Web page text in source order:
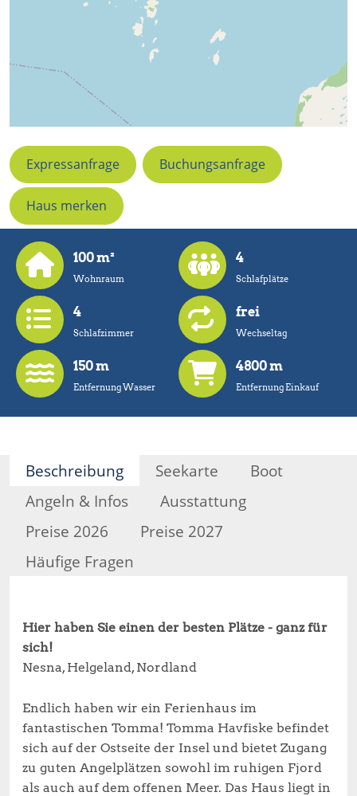
Expressanfrage Buchungsanfrage
Haus merken
100 m²
Wohnraum
4
Schlafplätze
4
Schlafzimmer
frei
Wechseltag
150 m
Entfernung Wasser
4800 m
Entfernung Einkauf
Beschreibung Seekarte
Boot
Angeln & Infos
Ausstattung
Preise 2026
Preise 2027
Häufige Fragen
Hier haben Sie einen der besten Plätze - ganz für
sich!
Nesna, Helgeland, Nordland
Endlich haben wir ein Ferienhaus im
fantastischen Tomma! Tomma Havfiske befindet
sich auf der Ostseite der Insel und bietet Zugang
zu guten Angelplätzen sowohl im ruhigen Fjord
als auch auf dem offenen Meer. Das Haus liegt in